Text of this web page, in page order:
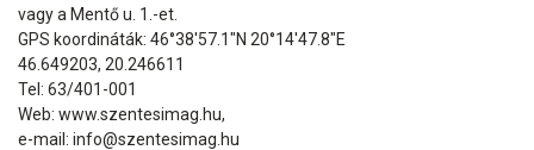
vagy a Mentő u. 1.-et.
GPS koordináták: 46°38'57.1"N 20°14'47.8"E
46.649203, 20.246611
Tel: 63/401-001
Web: www.szentesimag.hu,
e-mail: info@szentesimag.hu